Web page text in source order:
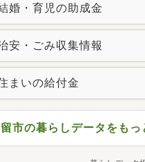
婚・育児の助成金
安・ごみ収集情報
まいの給付金
市の暮らしデータをもっ